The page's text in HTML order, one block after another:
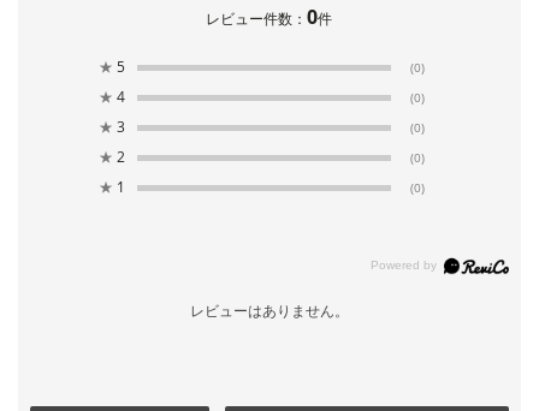
レビュー件数：0件
★ 5 (0)
★ 4 (0)
★ 3 (0)
★ 2 (0)
★ 1 (0)
レビューはありません。